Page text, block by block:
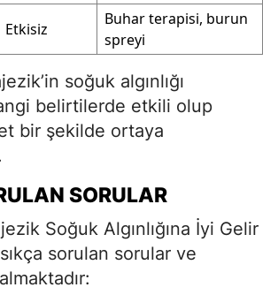
Etkisiz
Buhar terapisi, burun
spreyi
soğuk algınlığı
belirtilerde etkili olup
bir şekilde ortaya
SORULAR
Soğuk Algınlığına İyi Gelir
sorulan sorular ve